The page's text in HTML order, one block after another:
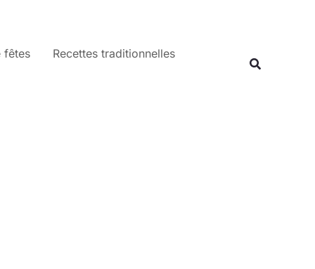
fêtes Recettes traditionnelles